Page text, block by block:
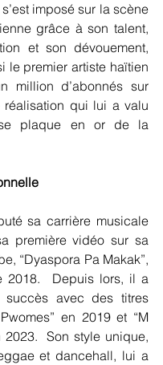
imposé sur la scène
grâce à son talent,
et son dévouement,
le premier artiste haïtien
million d’abonnés sur
réalisation qui lui a valu
plaque en or de la
sa carrière musicale
première vidéo sur sa
“Dyaspora Pa Makak”,
2018.  Depuis lors, il a
succès avec des titres
en 2019 et “M
2023.  Son style unique,
et dancehall, lui a